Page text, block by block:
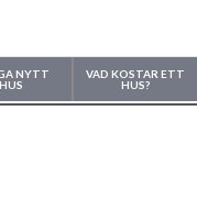
NYTT
HUS
VAD KOSTAR ETT
HUS?
hus?